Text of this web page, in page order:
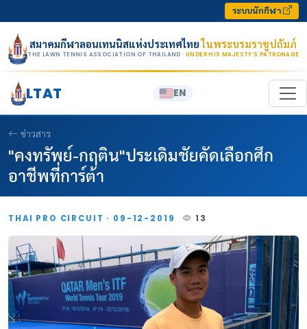
ระบบนักกีฬา
สมาคมกีฬาลอนเทนนิสแห่งประเทศไทยในพระบรมราชูปถัมภ์
THE LAWN TENNIS ASSOCIATION OF THAILAND · UNDER HIS MAJESTY’S PATRONAGE
LTAT EN
ข่าวสาร
"คงทรัพย์-กฤติน"ประเดิมชัยคัดเลือกศึก
อาชีพที่การ์ต้า
THAI PRO CIRCUIT · 09-12-2019 13